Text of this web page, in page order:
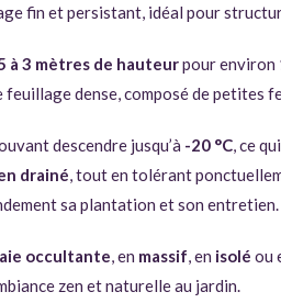
fin et persistant, idéal pour
à 3 mètres de hauteurpour environ
dense, composé de
descendre jusqu’à -20 °C, ce
drainé, tout en tolérant
sa plantation et son entretien.
occultante, en massif, en isolé ou
zen et naturelle au jardin.